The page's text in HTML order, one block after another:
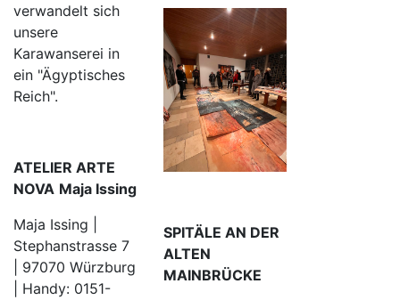
verwandelt sich
unsere
Karawanserei in
ein "Ägyptisches
Reich".
ATELIER ARTE
NOVA Maja Issing
Maja Issing |
Stephanstrasse 7
| 97070 Würzburg
| Handy: 0151-
SPITÄLE AN DER
ALTEN
MAINBRÜCKE